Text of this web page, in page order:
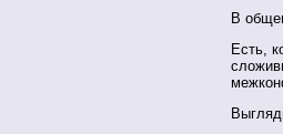
В
Есть,